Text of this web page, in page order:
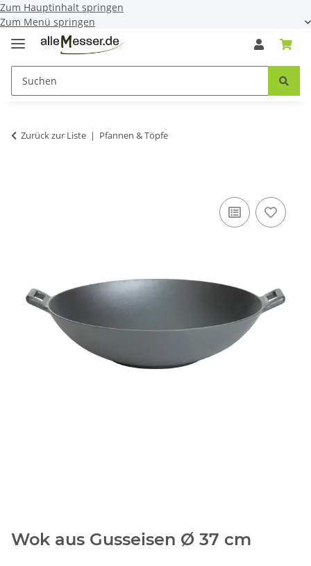
Zum Hauptinhalt springen
Zum Menü springen
Zurück zur Liste Pfannen & Töpfe
Wok aus Gusseisen Ø 37 cm